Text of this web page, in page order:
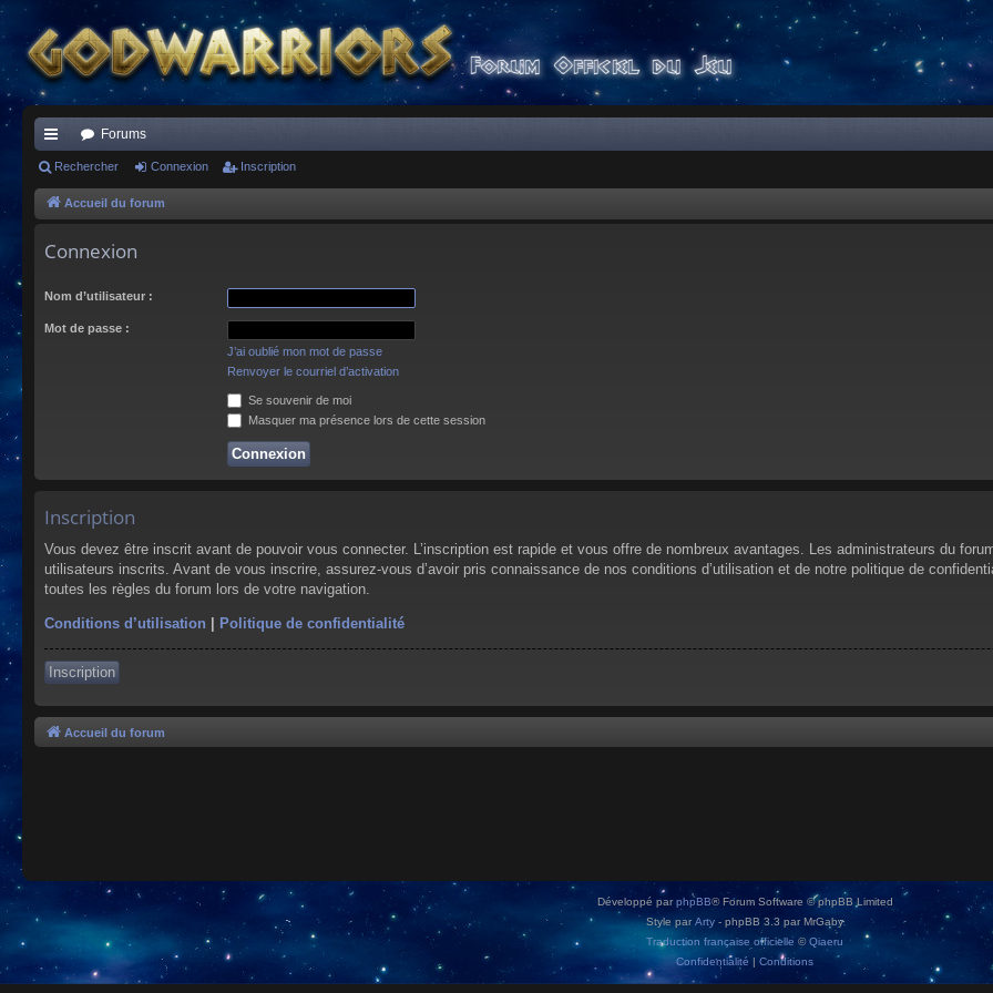
ac
co
s
Forums
Rechercher Connexion Inscription
Accueil du forum
Connexion
Nom d’utilisateur :
Mot de passe :
J’ai oublié mon mot de passe
Renvoyer le courriel d’activation
Se souvenir de moi
Masquer ma présence lors de cette session
Inscription
Vous devez être inscrit avant de pouvoir vous connecter. L’inscription est rapide et vous offre de nombreux avantages. Les administrateurs du
utilisateurs inscrits. Avant de vous inscrire, assurez-vous d’avoir pris connaissance de nos conditions d’utilisation et de notre politique de
toutes les règles du forum lors de votre navigation.
Conditions d’utilisation | Politique de confidentialité
Inscription
Accueil du forum
Développé parphpBB® Forum Software © phpBB Limited
Style par Arty - phpBB 3.3 par MrGaby
Traduction française officielle ©Qiaeru
Confidentialité | Conditions